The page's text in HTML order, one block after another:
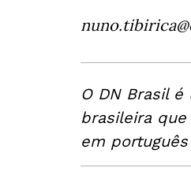
O DN Brasil
brasileira
em